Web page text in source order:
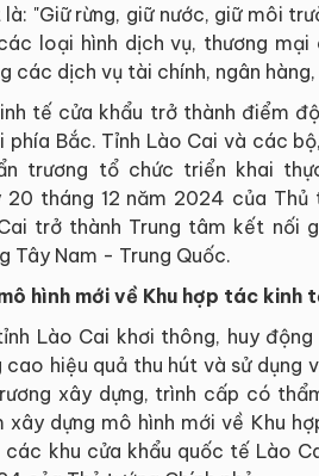
"Giữ rừng, giữ nước, giữ môi
loại hình dịch vụ, thương
các dịch vụ tài chính, ngân
tế cửa khẩu trở thành điểm
phía Bắc. Tỉnh Lào Cai và các
trương tổ chức triển khai
tháng 12 năm 2024 của Thủ
trở thành Trung tâm kết nối
Tây Nam - Trung Quốc.
hình mới về Khu hợp tác kinh
Lào Cai khơi thông, huy
hiệu quả thu hút và sử dụng
xây dựng, trình cấp có
dựng mô hình mới về Khu
các khu cửa khẩu quốc tế Lào